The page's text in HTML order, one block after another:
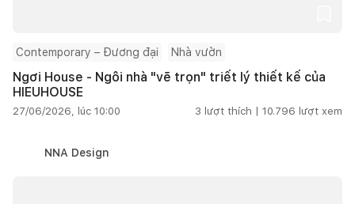
Contemporary – Đương đại Nhà vườn
Ngơi House - Ngôi nhà "vẽ trọn" triết lý thiết kế của
HIEUHOUSE
27/06/2026, lúc 10:00 3 lượt thích | 10.796 lượt xem
NNA Design